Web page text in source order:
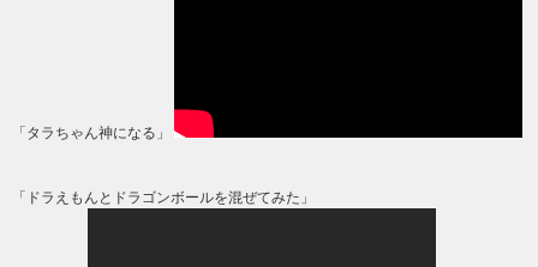
「タラちゃん神になる」
「ドラえもんとドラゴンボールを混ぜてみた」